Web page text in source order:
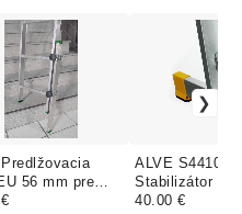
56 mm pre
ALVE S4410
Stabilizátor na
40.00 €